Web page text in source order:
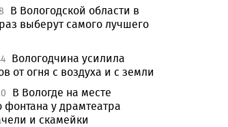
В Вологодской области в
выберут самого лучшего
Вологодчина усилила
от огня с воздуха и с земли
В Вологде на месте
фонтана у драмтеатра
и скамейки